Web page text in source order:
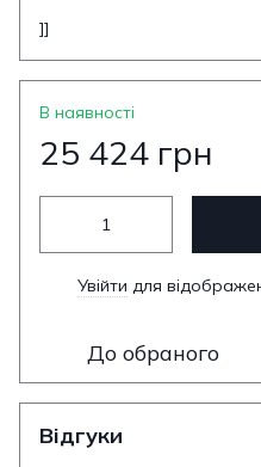
]]
В наявності
25 424 грн
Увійти для
До обраного
Відгуки